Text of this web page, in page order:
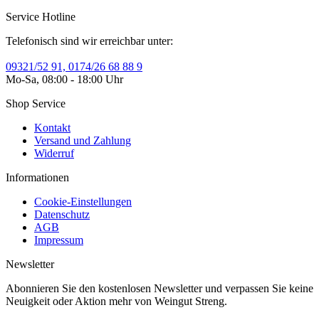
Service Hotline
Telefonisch sind wir erreichbar unter:
09321/52 91, 0174/26 68 88 9
Mo-Sa, 08:00 - 18:00 Uhr
Shop Service
Kontakt
Versand und Zahlung
Widerruf
Informationen
Cookie-Einstellungen
Datenschutz
AGB
Impressum
Newsletter
Abonnieren Sie den kostenlosen Newsletter und verpassen Sie keine
Neuigkeit oder Aktion mehr von Weingut Streng.